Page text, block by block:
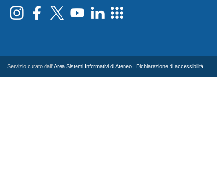
Servizio curato dall'Area Sistemi Informativi di Ateneo Dichiarazione di accessibilità